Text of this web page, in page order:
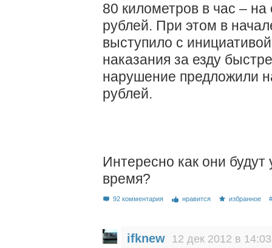
80 километров в час –
рублей. При этом в
выступило с
наказания за езду
нарушение предложили
рублей.
Интересно как они
время?
92 комментария нравится избранное
ifknew 12 дек 2012 в 14:03